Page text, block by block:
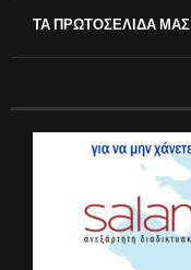
ΤΑ ΠΡΩΤΟΣΕΛΙΔΑ ΜΑΣ